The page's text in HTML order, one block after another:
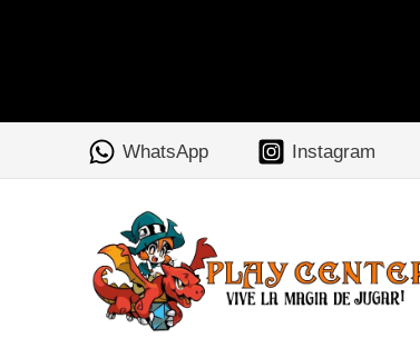
al
WhatsApp Instagram